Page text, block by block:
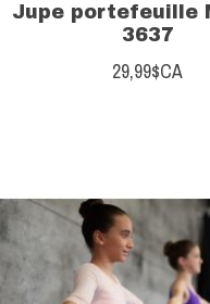
Jupe portefeuille
3637
29,99$CA